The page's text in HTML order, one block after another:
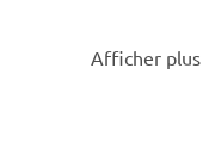
Afficher plus